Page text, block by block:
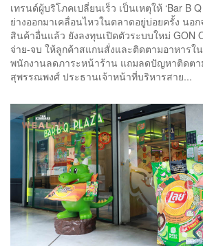
เทรนด์ผู้บริโภคเปลี่ยนเร็ว เป็นเหตุให้ ‘Bar B
ย่างออกมาเคลื่อนไหวในตลาดอยู่บ่อยครั้ง นอ
สินค้าอื่นแล้ว ยังลงทุนเปิดตัวระบบใหม่ GON
จ่าย-จบ ให้ลูกค้าสแกนสั่งและติดตามอาหารใ
พนักงานลดภาระหน้าร้าน แถมลดปัญหาติดตา
สุพรรณพงศ์ ประธานเจ้าหน้าที่บริหารสาย...